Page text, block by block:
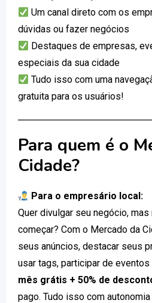
Um canal direto com os
dúvidas ou fazer negócios
Destaques de empresas,
especiais da sua cidade
Tudo isso com uma
gratuita para os usuários!
Para quem é o
Cidade?
Para o empresário local:
Quer divulgar seu negócio,
começar? Com o Mercado da
seus anúncios, destacar seus
usar tags, participar de
mês grátis + 50% de
pago. Tudo isso com